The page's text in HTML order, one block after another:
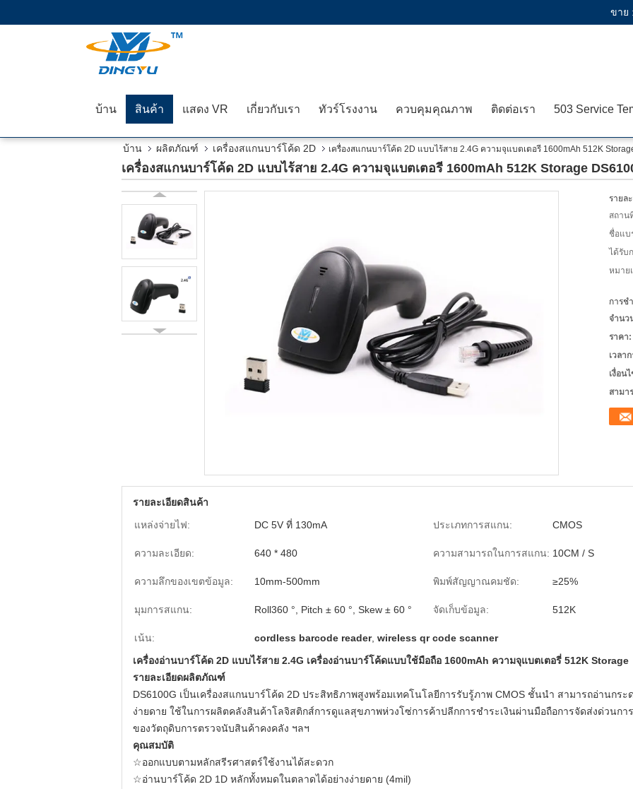
ขาย
บ้าน สินค้า แสดง VR เกี่ยวกับเรา ทัวร์โรงงาน ควบคุมคุณภาพ ติดต่อเรา
บ้าน ผลิตภัณฑ์ เครื่องสแกนบาร์โค้ด 2D เครื่องสแกนบาร์โค้ด 2D แบบไร้สาย 2.4G ความจุแบตเตอรี 1600mAh 512K
เครื่องสแกนบาร์โค้ด 2D แบบไร้สาย 2.4G ความจุแบตเตอรี 1600mAh 512K Storage
รายล
สถาน
ชื่อแบ
ได้รับ
หมาย
การช
จำนว
ราคา:
เวลา
เงื่อน
สามา
รายละเอียดสินค้า
แหล่งจ่ายไฟ:
DC 5V ที่ 130mA ประเภทการสแกน: CMOS
ความละเอียด: 640 * 480 ความสามารถในการสแกน: 10CM / S
ความลึกของเขตข้อมูล: 10mm-500mm พิมพ์สัญญาณคมชัด: ≥25%
มุมการสแกน: Roll360 °, Pitch ± 60 °, Skew ± 60 ° จัดเก็บข้อมูล: 512K
เน้น: cordless barcode reader, wireless qr code scanner
เครื่องอ่านบาร์โค้ด 2D แบบไร้สาย 2.4G เครื่องอ่านบาร์โค้ดแบบใช้มือถือ 1600mAh ความจุแบตเตอรี่ 512K Storage
รายละเอียดผลิตภัณฑ์
DS6100G เป็นเครื่องสแกนบาร์โค้ด 2D ประสิทธิภาพสูงพร้อมเทคโนโลยีการรับรู้ภาพ CMOS ชั้นนำ สามารถอ่านกร
ง่ายดาย ใช้ในการผลิตคลังสินค้าโลจิสติกส์การดูแลสุขภาพห่วงโซ่การค้าปลีกการชำระเงินผ่านมือถือการจัดส่งด่วนก
ของวัตถุดิบการตรวจนับสินค้าคงคลัง ฯลฯ
คุณสมบัติ
☆ออกแบบตามหลักสรีรศาสตร์ใช้งานได้สะดวก
☆อ่านบาร์โค้ด 2D 1D หลักทั้งหมดในตลาดได้อย่างง่ายดาย (4mil)